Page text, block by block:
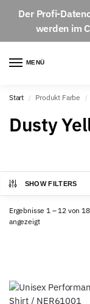
Der Profi-
werden im
MENÜ
Start / Produkt Farbe /
Dusty
SHOW FILTERS
Ergebnisse 1 – 12 von
angezeigt